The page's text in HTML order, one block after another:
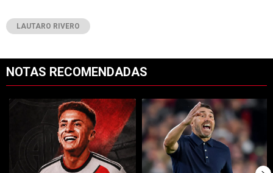
LAUTARO RIVERO
NOTAS RECOMENDADAS
Un artículo de tendencia con el título "Rompe el mercado: River
Un artículo de tendencia con el